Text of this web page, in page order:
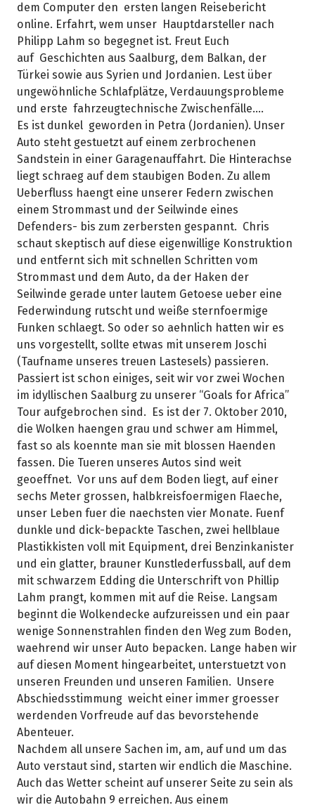
dem Computer den ersten langen Reisebericht
online. Erfahrt, wem unser Hauptdarsteller nach
Philipp Lahm so begegnet ist. Freut Euch
auf Geschichten aus Saalburg, dem Balkan, der
Türkei sowie aus Syrien und Jordanien. Lest über
ungewöhnliche Schlafplätze, Verdauungsprobleme
und erste fahrzeugtechnische Zwischenfälle….
Es ist dunkel geworden in Petra (Jordanien). Unser
Auto steht gestuetzt auf einem zerbrochenen
Sandstein in einer Garagenauffahrt. Die Hinterachse
liegt schraeg auf dem staubigen Boden. Zu allem
Ueberfluss haengt eine unserer Federn zwischen
einem Strommast und der Seilwinde eines
Defenders- bis zum zerbersten gespannt. Chris
schaut skeptisch auf diese eigenwillige Konstruktion
und entfernt sich mit schnellen Schritten vom
Strommast und dem Auto, da der Haken der
Seilwinde gerade unter lautem Getoese ueber eine
Federwindung rutscht und weiße sternfoermige
Funken schlaegt. So oder so aehnlich hatten wir es
uns vorgestellt, sollte etwas mit unserem Joschi
(Taufname unseres treuen Lastesels) passieren.
Passiert ist schon einiges, seit wir vor zwei Wochen
im idyllischen Saalburg zu unserer “Goals for Africa”
Tour aufgebrochen sind. Es ist der 7. Oktober 2010,
die Wolken haengen grau und schwer am Himmel,
fast so als koennte man sie mit blossen Haenden
fassen. Die Tueren unseres Autos sind weit
geoeffnet. Vor uns auf dem Boden liegt, auf einer
sechs Meter grossen, halbkreisfoermigen Flaeche,
unser Leben fuer die naechsten vier Monate. Fuenf
dunkle und dick-bepackte Taschen, zwei hellblaue
Plastikkisten voll mit Equipment, drei Benzinkanister
und ein glatter, brauner Kunstlederfussball, auf dem
mit schwarzem Edding die Unterschrift von Phillip
Lahm prangt, kommen mit auf die Reise. Langsam
beginnt die Wolkendecke aufzureissen und ein paar
wenige Sonnenstrahlen finden den Weg zum Boden,
waehrend wir unser Auto bepacken. Lange haben wir
auf diesen Moment hingearbeitet, unterstuetzt von
unseren Freunden und unseren Familien. Unsere
Abschiedsstimmung weicht einer immer groesser
werdenden Vorfreude auf das bevorstehende
Abenteuer.
Nachdem all unsere Sachen im, am, auf und um das
Auto verstaut sind, starten wir endlich die Maschine.
Auch das Wetter scheint auf unserer Seite zu sein als
wir die Autobahn 9 erreichen. Aus einem